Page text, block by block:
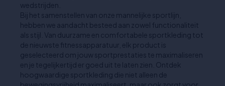
wedstrijden.
Bij het samenstellen van onze mannelijke sportlijn,
hebben we aandacht besteed aan zowel functionaliteit
als stijl. Van duurzame en comfortabele sportkleding tot
de nieuwste fitnessapparatuur, elk product is
geselecteerd om jouw sportprestaties te maximaliseren
en je tegelijkertijd er goed uit te laten zien. Ontdek
hoogwaardige sportkleding die niet alleen de